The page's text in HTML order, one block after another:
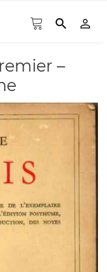
search person_outline
–